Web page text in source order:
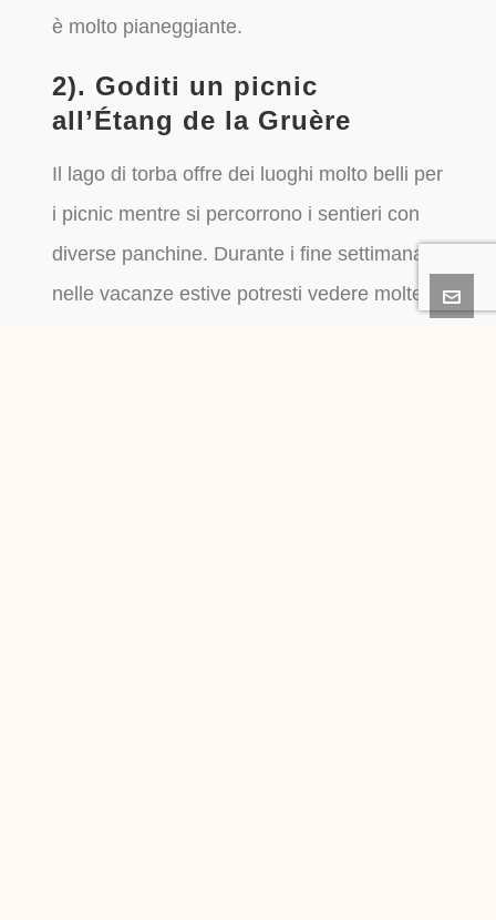
è molto pianeggiante.
2). Goditi un picnic
all’Étang de la Gruère
Il lago di torba offre dei luoghi molto belli per
i picnic mentre si percorrono i sentieri con
diverse panchine. Durante i fine settimana e
nelle vacanze estive potresti vedere molte